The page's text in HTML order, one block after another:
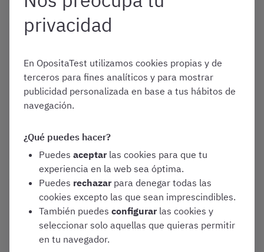
Enero 1, 2026
Celador y Celador-Conductor?
Análisis de características de
2026
Varias oposiciones
¿Cuánto cobra un Auxiliar
Administrativo en España?
[Sueldo actualizado a 2026]
privacidad
En OpositaTest utilizamos cookies propias y de
terceros para fines analíticos y para mostrar
publicidad personalizada en base a tus hábitos de
navegación.
¿Qué puedes hacer?
Puedes aceptar las cookies para que tu
experiencia en la web sea óptima.
Puedes rechazar para denegar todas las
cookies excepto las que sean imprescindibles.
También puedes configurar las cookies y
seleccionar solo aquellas que quieras permitir
en tu navegador.